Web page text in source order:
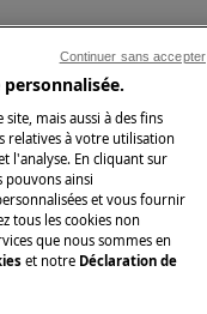
mais aussi à des fins
relatives à votre utilisation
l'analyse. En cliquant sur
pouvons ainsi
et vous fournir
tous les cookies non
que nous sommes en
et notre Déclaration de
Continuer sans accepter